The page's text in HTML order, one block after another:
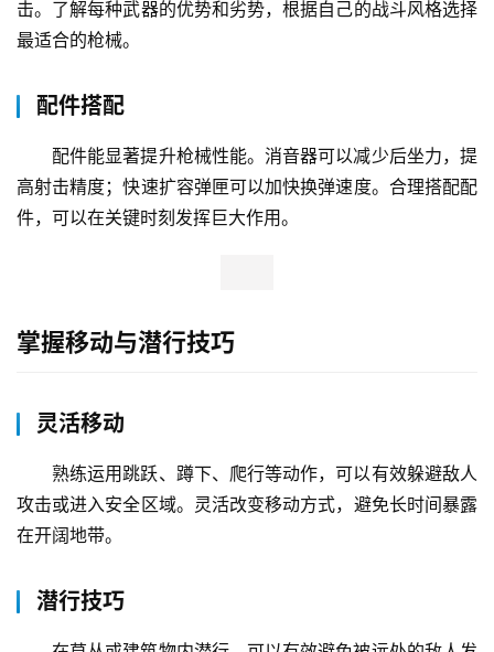
击。了解每种武器的优势和劣势，根据自己的战斗风格选择
最适合的枪械。
配件搭配
配件能显著提升枪械性能。消音器可以减少后坐力，提
高射击精度；快速扩容弹匣可以加快换弹速度。合理搭配配
件，可以在关键时刻发挥巨大作用。
掌握移动与潜行技巧
灵活移动
熟练运用跳跃、蹲下、爬行等动作，可以有效躲避敌人
攻击或进入安全区域。灵活改变移动方式，避免长时间暴露
在开阔地带。
潜行技巧